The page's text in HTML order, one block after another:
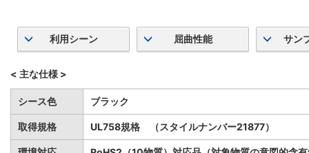
利用シーン 屈曲性能 サン
< 主な仕様 >
シース色 ブラック
取得規格 UL758規格 （スタイルナンバー21877）